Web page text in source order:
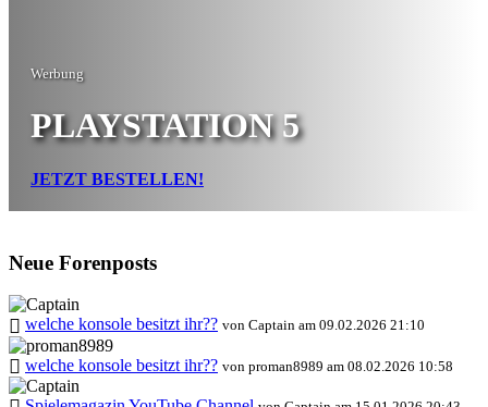
Werbung
PLAYSTATION 5
JETZT BESTELLEN!
Neue Forenposts
welche konsole besitzt ihr?? von Captain am 09.02.2026 21:10
welche konsole besitzt ihr?? von proman8989 am 08.02.2026 10:58